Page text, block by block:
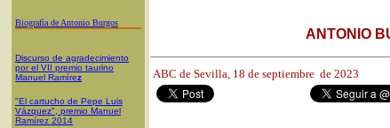
Biografía de Antonio Burgos
Discurso de agradecimiento
por el VII premio taurino
Manuel Ramírez
"El cartucho de Pepe Luis
Vázquez", premio Manuel
Ramírez 2014
ANTONIO
ABC de Sevilla, 18 de septiembre de 2023